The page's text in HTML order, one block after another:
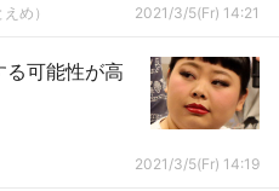
め） 2021/3/5(Fr) 14:21
可能性が高
2021/3/5(Fr) 14:19